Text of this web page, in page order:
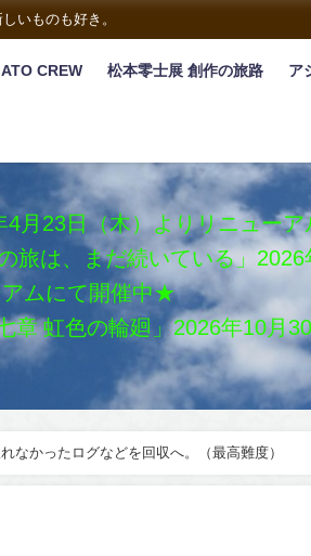
いものも好き。
CREW 松本零士展 創作の旅路 ア
月23日（木）よりリニュー
は、まだ続いている」2026
アムにて開催中★
章 虹色の輪廻」2026年10月
なかったログなどを回収へ。（最高難度）